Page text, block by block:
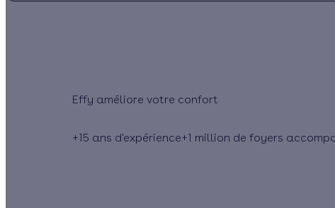
Effy
+15 ans d'expérience+1 million de foyers